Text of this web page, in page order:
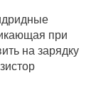
при
на зарядку